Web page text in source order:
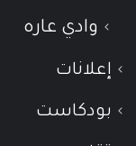
وادي عاره
إعلانات
بودكاست